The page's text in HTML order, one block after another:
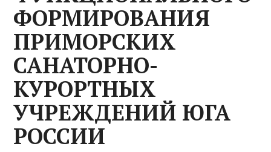
ФОРМИРОВАНИЯ
ПРИМОРСКИХ
САНАТОРНО-
КУРОРТНЫХ
УЧРЕЖДЕНИЙ ЮГА
РОССИИ